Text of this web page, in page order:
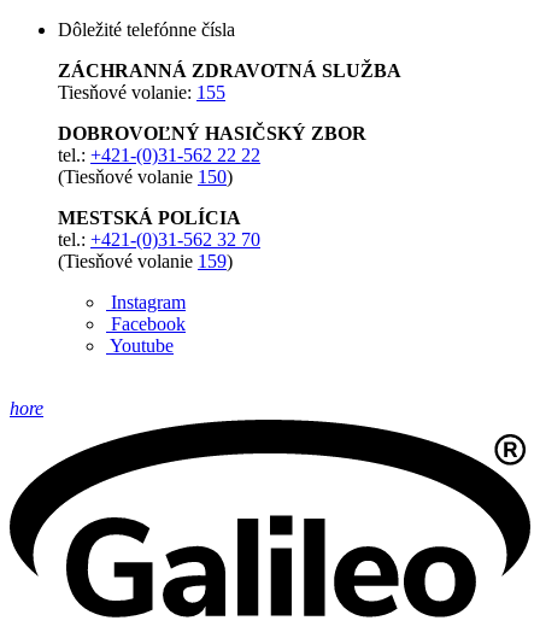
Dôležité telefónne čísla
ZÁCHRANNÁ ZDRAVOTNÁ SLUŽBA
Tiesňové volanie: 155
DOBROVOĽNÝ HASIČSKÝ ZBOR
tel.: +421-(0)31-562 22 22
(Tiesňové volanie 150)
MESTSKÁ POLÍCIA
tel.: +421-(0)31-562 32 70
(Tiesňové volanie 159)
Instagram
Facebook
Youtube
hore